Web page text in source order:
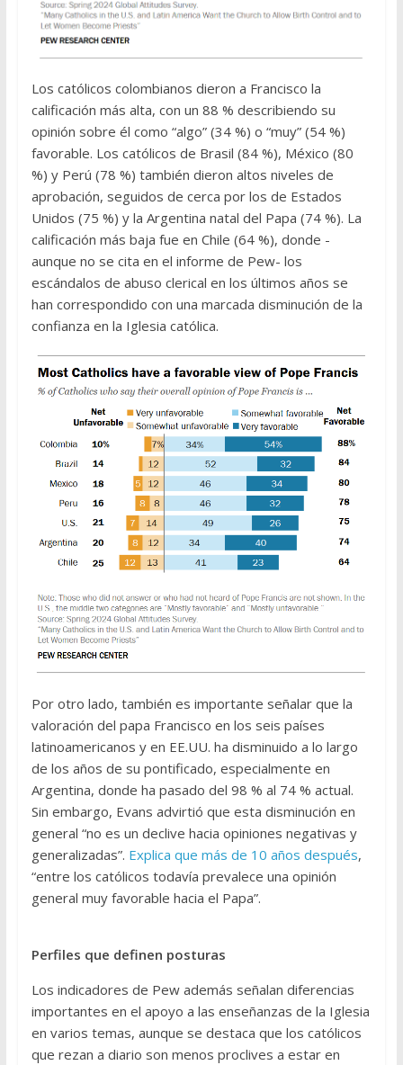
Los católicos colombianos dieron a Francisco la
calificación más alta, con un 88 % describiendo su
opinión sobre él como “algo” (34 %) o “muy” (54 %)
favorable. Los católicos de Brasil (84 %), México (80
%) y Perú (78 %) también dieron altos niveles de
aprobación, seguidos de cerca por los de Estados
Unidos (75 %) y la Argentina natal del Papa (74 %). La
calificación más baja fue en Chile (64 %), donde -
aunque no se cita en el informe de Pew- los
escándalos de abuso clerical en los últimos años se
han correspondido con una marcada disminución de la
confianza en la Iglesia católica.
Por otro lado, también es importante señalar que la
valoración del papa Francisco en los seis países
latinoamericanos y en EE.UU. ha disminuido a lo largo
de los años de su pontificado, especialmente en
Argentina, donde ha pasado del 98 % al 74 % actual.
Sin embargo, Evans advirtió que esta disminución en
general “no es un declive hacia opiniones negativas y
generalizadas”. Explica que más de 10 años después,
“entre los católicos todavía prevalece una opinión
general muy favorable hacia el Papa”.
Perfiles que definen posturas
Los indicadores de Pew además señalan diferencias
importantes en el apoyo a las enseñanzas de la Iglesia
en varios temas, aunque se destaca que los católicos
que rezan a diario son menos proclives a estar en